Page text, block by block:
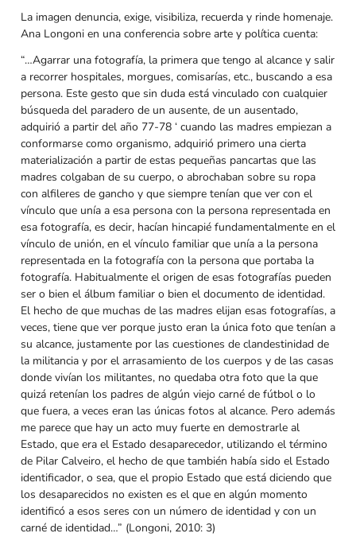
La imagen denuncia, exige, visibiliza, recuerda y rinde homenaje.
Ana Longoni en una conferencia sobre arte y política cuenta:
“…Agarrar una fotografía, la primera que tengo al alcance y salir
a recorrer hospitales, morgues, comisarías, etc., buscando a esa
persona. Este gesto que sin duda está vinculado con cualquier
búsqueda del paradero de un ausente, de un ausentado,
adquirió a partir del año 77-78 ‘ cuando las madres empiezan a
conformarse como organismo, adquirió primero una cierta
materialización a partir de estas pequeñas pancartas que las
madres colgaban de su cuerpo, o abrochaban sobre su ropa
con alfileres de gancho y que siempre tenían que ver con el
vínculo que unía a esa persona con la persona representada en
esa fotografía, es decir, hacían hincapié fundamentalmente en el
vínculo de unión, en el vínculo familiar que unía a la persona
representada en la fotografía con la persona que portaba la
fotografía. Habitualmente el origen de esas fotografías pueden
ser o bien el álbum familiar o bien el documento de identidad.
El hecho de que muchas de las madres elijan esas fotografías, a
veces, tiene que ver porque justo eran la única foto que tenían a
su alcance, justamente por las cuestiones de clandestinidad de
la militancia y por el arrasamiento de los cuerpos y de las casas
donde vivían los militantes, no quedaba otra foto que la que
quizá retenían los padres de algún viejo carné de fútbol o lo
que fuera, a veces eran las únicas fotos al alcance. Pero además
me parece que hay un acto muy fuerte en demostrarle al
Estado, que era el Estado desaparecedor, utilizando el término
de Pilar Calveiro, el hecho de que también había sido el Estado
identificador, o sea, que el propio Estado que está diciendo que
los desaparecidos no existen es el que en algún momento
identificó a esos seres con un número de identidad y con un
carné de identidad…” (Longoni, 2010: 3)